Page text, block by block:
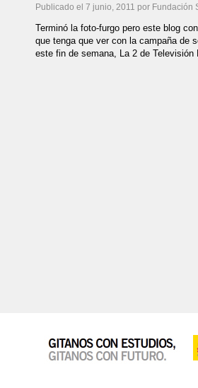
Publicado el 7 junio, 2011 por Fundación
Terminó la foto-furgo pero este blog
que tenga que ver con la campaña de
este fin de semana, La 2 de